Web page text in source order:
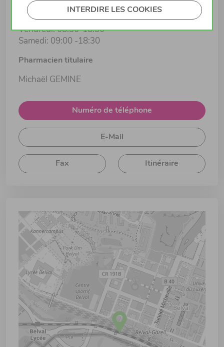
Mercredi: 08:30-18:30
Jeudi: 08:30-18:30
Vendredi: 08:30-18:30
Samedi: 09:00 -18:30
Pharmacien titulaire
Michaël GEMINE
Numéro de téléphone
E-Mail
Fax Itinéraire
INTERDIRE LES COOKIES